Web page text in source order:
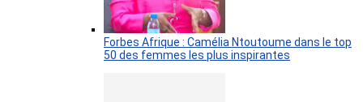
Forbes Afrique : Camélia Ntoutoume dans le top
50 des femmes les plus inspirantes